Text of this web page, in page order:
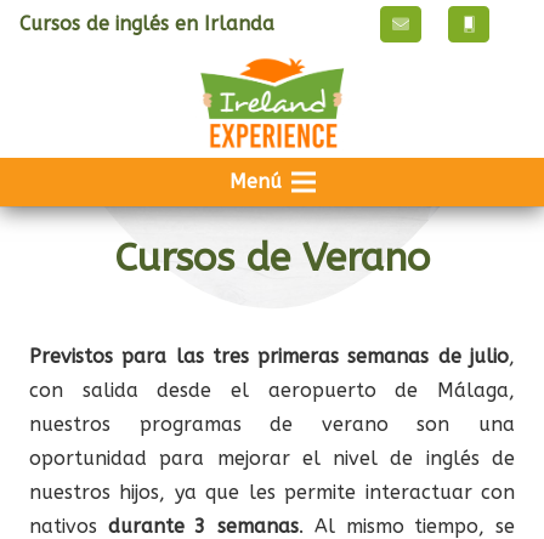
Cursos de inglés en Irlanda
Menú
Cursos de Verano
Previstos para las tres primeras semanas de julio,
con salida desde el aeropuerto de Málaga,
nuestros programas de verano son una
oportunidad para mejorar el nivel de inglés de
nuestros hijos, ya que les permite interactuar con
nativos durante 3 semanas. Al mismo tiempo, se